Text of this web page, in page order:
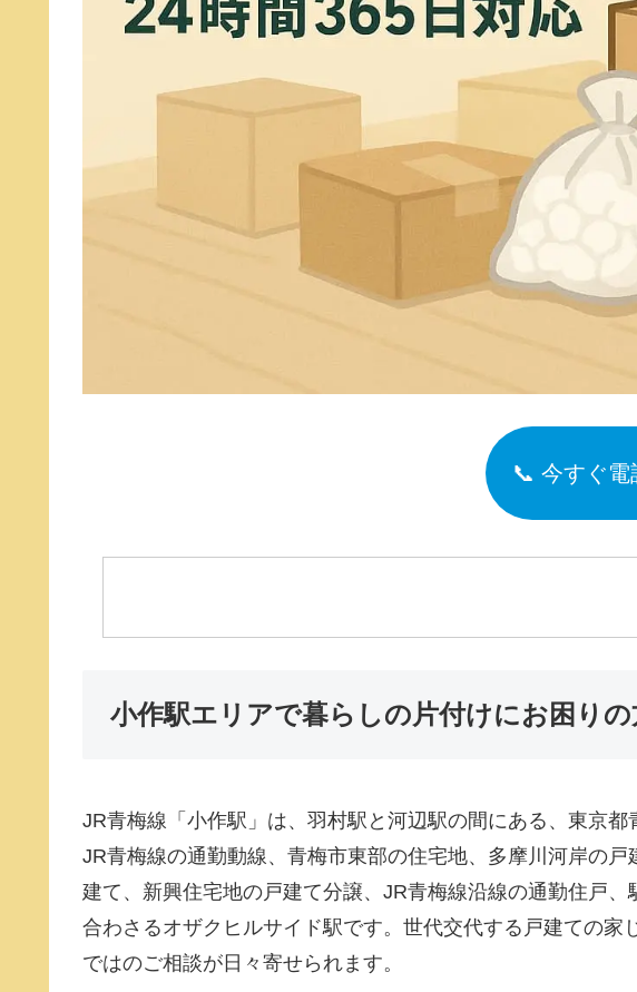
📞 今すぐ電
小作駅エリアで暮らしの片付けにお困り
JR青梅線「小作駅」は、羽村駅と河辺駅の間にある、東京都
JR青梅線の通勤動線、青梅市東部の住宅地、多摩川河岸の
建て、新興住宅地の戸建て分譲、JR青梅線沿線の通勤住戸
合わさるオザクヒルサイド駅です。世代交代する戸建ての
ではのご相談が日々寄せられます。